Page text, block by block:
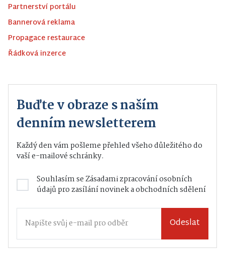
Partnerství portálu
Bannerová reklama
Propagace restaurace
Řádková inzerce
Buďte v obraze s naším
denním newsletterem
Každý den vám pošleme přehled všeho důležitého do
vaší e-mailové schránky.
Souhlasím seZásadami zpracování osobních
údajůpro zasílání novinek a obchodních sdělení
Odeslat